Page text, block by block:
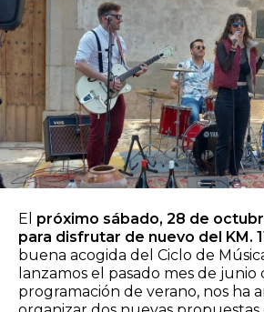
El próximo sábado, 28 de
para disfrutar de nuevo del KM.
buena acogida del Ciclo de
lanzamos el pasado mes de junio
programación de verano, nos ha